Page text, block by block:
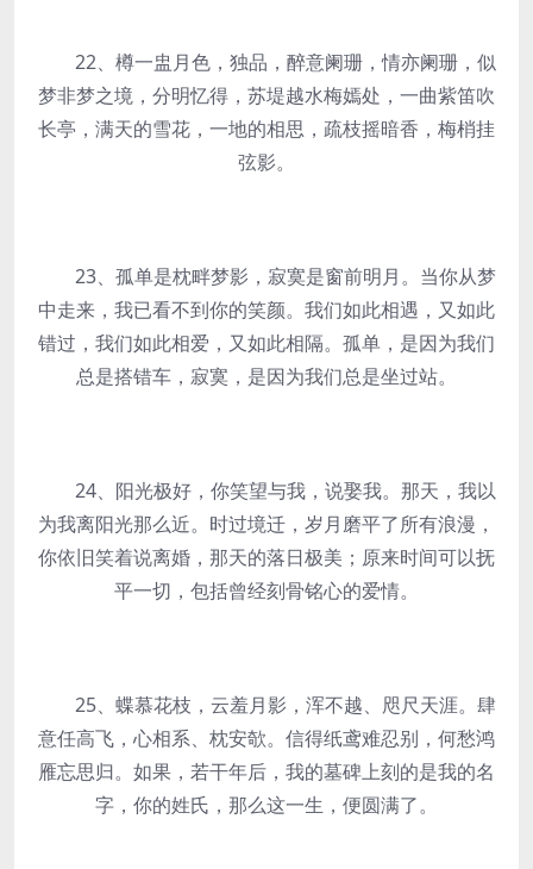
22、樽一盅月色，独品，醉意阑珊，情亦阑珊，似
梦非梦之境，分明忆得，苏堤越水梅嫣处，一曲紫笛吹
长亭，满天的雪花，一地的相思，疏枝摇暗香，梅梢挂
弦影。
23、孤单是枕畔梦影，寂寞是窗前明月。当你从梦
中走来，我已看不到你的笑颜。我们如此相遇，又如此
错过，我们如此相爱，又如此相隔。孤单，是因为我们
总是搭错车，寂寞，是因为我们总是坐过站。
24、阳光极好，你笑望与我，说娶我。那天，我以
为我离阳光那么近。时过境迁，岁月磨平了所有浪漫，
你依旧笑着说离婚，那天的落日极美；原来时间可以抚
平一切，包括曾经刻骨铭心的爱情。
25、蝶慕花枝，云羞月影，浑不越、咫尺天涯。肆
意任高飞，心相系、枕安欹。信得纸鸢难忍别，何愁鸿
雁忘思归。如果，若干年后，我的墓碑上刻的是我的名
字，你的姓氏，那么这一生，便圆满了。